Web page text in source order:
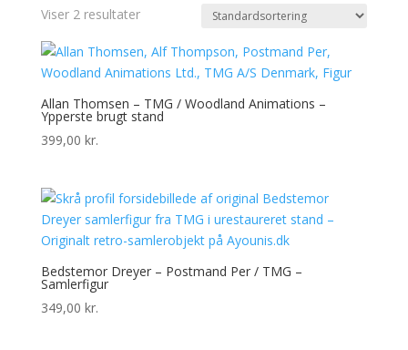
Viser 2 resultater
Allan Thomsen – TMG / Woodland Animations –
Ypperste brugt stand
399,00 kr.
Bedstemor Dreyer – Postmand Per / TMG –
Samlerfigur
349,00 kr.